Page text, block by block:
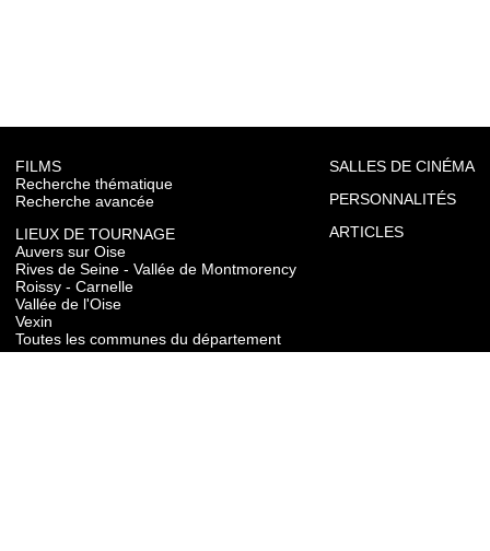
FILMS
Recherche thématique
Recherche avancée
LIEUX DE TOURNAGE
Auvers sur Oise
Rives de Seine - Vallée de Montmorency
Roissy - Carnelle
Vallée de l'Oise
Vexin
Toutes les communes du département
SALLES DE CINÉMA
PERSONNALITÉS
ARTICLES